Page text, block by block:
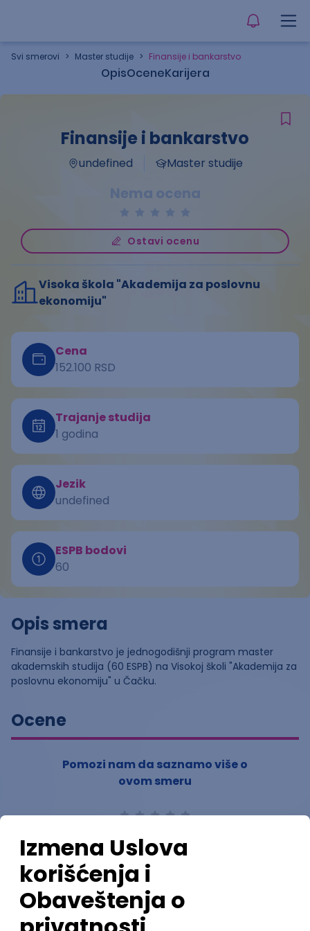
Svi smerovi > Master studije > Finansije i bankarstvo
OpisOceneKarijera
Finansije i bankarstvo
undefined Master studije
Nema ocena
Ostavi ocenu
Visoka škola "Akademija za poslovnu
ekonomiju"
Cena
152.100 RSD
Trajanje studija
1 godina
Jezik
undefined
ESPB bodovi
60
Opis smera
Finansije i bankarstvo je jednogodišnji program master
akademskih studija (60 ESPB) na Visokoj školi "Akademija za
poslovnu ekonomiju" u Čačku.
Ocene
Pomozi nam da saznamo više o
ovom smeru
0ocena)
Ostavi ocenu
Nastavni kadar